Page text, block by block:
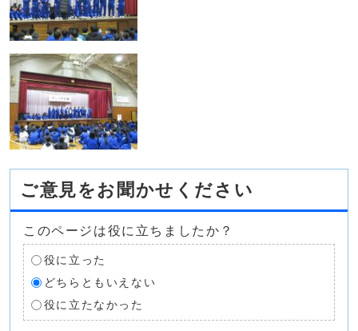
ご意見をお聞かせください
このページは役に立ちましたか？
役に立った
どちらともいえない
役に立たなかった